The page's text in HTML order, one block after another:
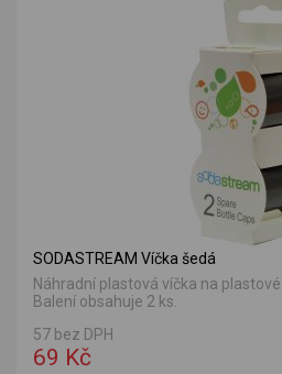
SODASTREAM Víčka šedá
Náhradní plastová víčka na
Balení obsahuje 2 ks.
57 bez DPH
69 Kč